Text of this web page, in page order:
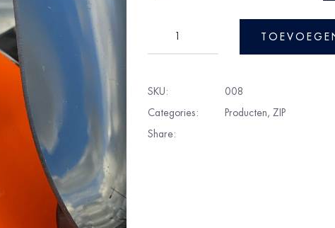
SKU:
008
Categories:
Producten, ZIP
Share: